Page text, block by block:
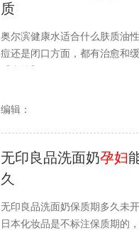
质
奥尔滨健康水适合什么肤质油
痘还是闭口方面，都有治愈和
编辑：
无印良品洗面奶孕妇
久
无印良品洗面奶保质期多久未
日本化妆品是不标注保质期的